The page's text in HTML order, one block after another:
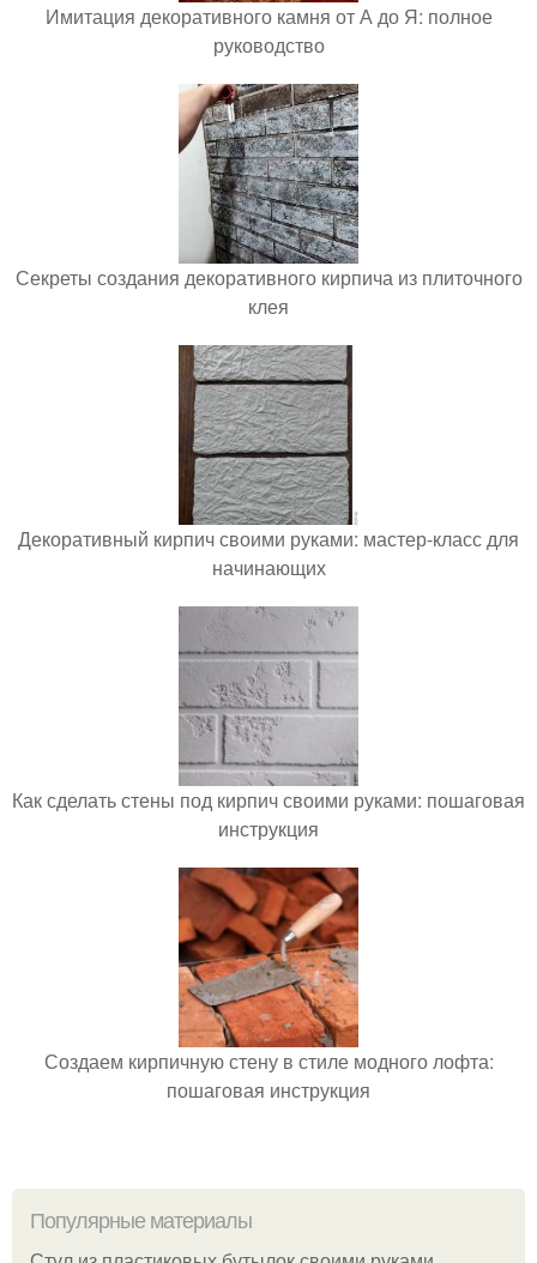
Имитация декоративного камня от А до Я: полное
руководство
Секреты создания декоративного кирпича из плиточного
клея
Декоративный кирпич своими руками: мастер-класс для
начинающих
Как сделать стены под кирпич своими руками: пошаговая
инструкция
Создаем кирпичную стену в стиле модного лофта:
пошаговая инструкция
Популярные материалы